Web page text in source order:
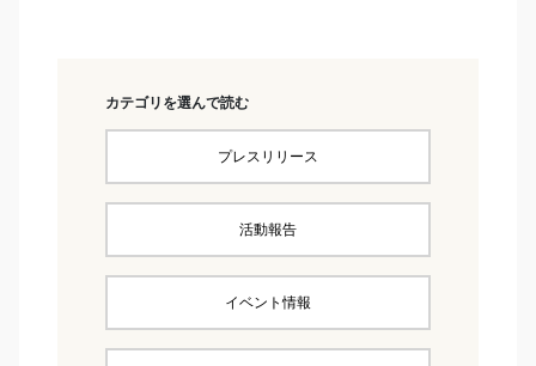
カテゴリを選んで読む
プレスリリース
活動報告
イベント情報